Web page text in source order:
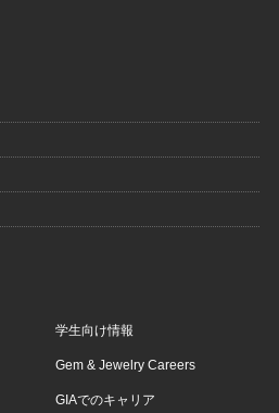
学生向け情報
Gem & Jewelry Careers
GIAでのキャリア